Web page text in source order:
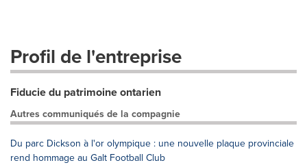
Profil de l'entreprise
Fiducie du patrimoine ontarien
Autres communiqués de la compagnie
Du parc Dickson à l'or olympique : une nouvelle plaque provinciale
rend hommage au Galt Football Club